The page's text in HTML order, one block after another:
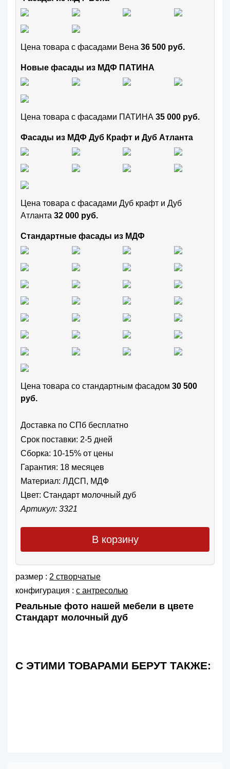
Цена товара с фасадами Вена 36 500 руб.
Новые фасады из МДФ ПАТИНА
Цена товара с фасадами ПАТИНА 35 000 руб.
Фасады из МДФ Дуб Крафт и Дуб Атланта
Цена товара с фасадами Дуб крафт и Дуб
Атланта 32 000 руб.
Стандартные фасады из МДФ
Цена товара cо стандартным фасадом 30 500
руб.
Доставка по СПб бесплатно
Срок поставки: 2-5 дней
Сборка: 10-15% от цены
Гарантия: 18 месяцев
Материал: ЛДСП, МДФ
Цвет: Стандарт молочный дуб
Артикул: 3321
В корзину
размер : 2 створчатые
конфигурация : с антресолью
Реальные фото нашей мебели в цвете
Стандарт молочный дуб
С ЭТИМИ ТОВАРАМИ БЕРУТ ТАКЖЕ: